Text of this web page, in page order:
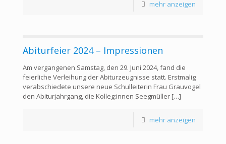
mehr anzeigen
Abiturfeier 2024 – Impressionen
Am vergangenen Samstag, den 29. Juni 2024, fand die
feierliche Verleihung der Abiturzeugnisse statt. Erstmalig
verabschiedete unsere neue Schulleiterin Frau Grauvogel
den Abiturjahrgang, die Kolleg:innen Seegmüller […]
mehr anzeigen